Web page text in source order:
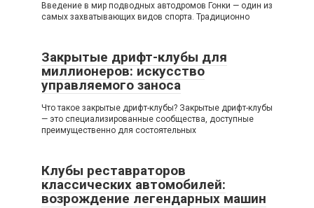
Введение в мир подводных автодромов Гонки — один из
самых захватывающих видов спорта. Традиционно
Закрытые дрифт-клубы для
миллионеров: искусство
управляемого заноса
Что такое закрытые дрифт-клубы? Закрытые дрифт-клубы
— это специализированные сообщества, доступные
преимущественно для состоятельных
Клубы реставраторов
классических автомобилей:
возрождение легендарных машин